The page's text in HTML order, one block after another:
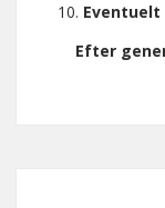
Eventuelt
Efter